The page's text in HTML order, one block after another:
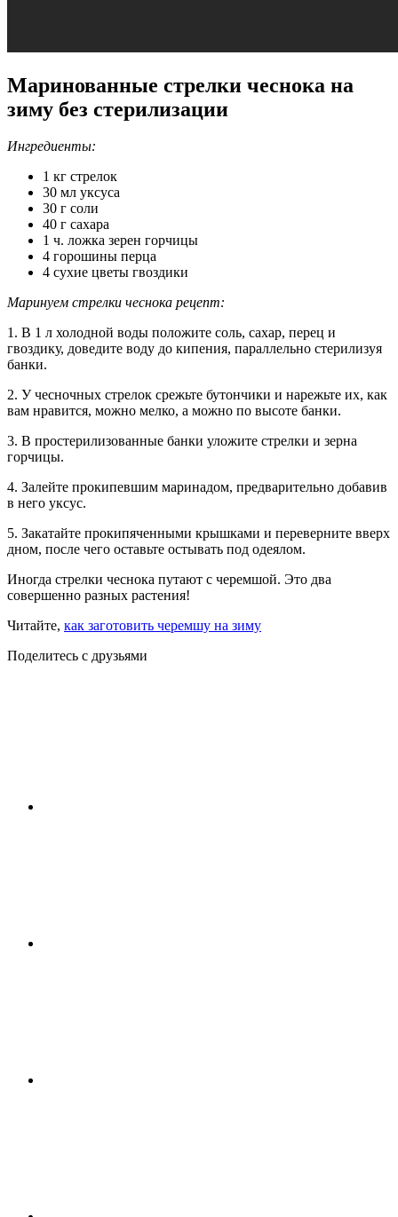
Маринованные стрелки чеснока на
зиму без стерилизации
Ингредиенты:
1 кг стрелок
30 мл уксуса
30 г соли
40 г сахара
1 ч. ложка зерен горчицы
4 горошины перца
4 сухие цветы гвоздики
Маринуем стрелки чеснока рецепт:
1. В 1 л холодной воды положите соль, сахар, перец и
гвоздику, доведите воду до кипения, параллельно стерилизуя
банки.
2. У чесночных стрелок срежьте бутончики и нарежьте их, как
вам нравится, можно мелко, а можно по высоте банки.
3. В простерилизованные банки уложите стрелки и зерна
горчицы.
4. Залейте прокипевшим маринадом, предварительно добавив
в него уксус.
5. Закатайте прокипяченными крышками и переверните вверх
дном, после чего оставьте остывать под одеялом.
Иногда стрелки чеснока путают с черемшой. Это два
совершенно разных растения!
Читайте, как заготовить черемшу на зиму
Поделитесь с друзьями